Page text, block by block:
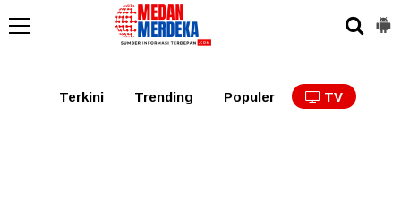
Tabagsel Tapanuli
Terkini Trending Populer TV